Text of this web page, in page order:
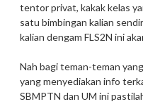
tentor privat, kakak kelas
satu bimbingan kalian
kalian dengam FLS2N ini
Nah bagi teman-teman
yang menyediakan info
SBMPTN dan UM ini